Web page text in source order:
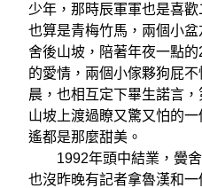
少年，那時辰軍軍也是喜
也算是青梅竹馬，兩個小
舍後山坡，陪著年夜一點
的愛情，兩個小傢夥狗屁
晨，也相互定下畢生諾言
山坡上渡過瞭又驚又怕的
遙都是那麼甜美。
1992年頭中結業，黌舍
也沒昨晚有記者拿魯漢和